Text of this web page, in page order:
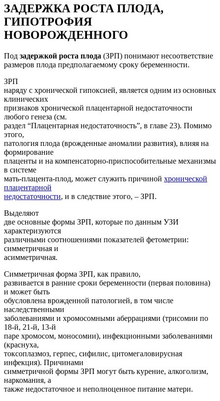
ЗАДЕРЖКА РОСТА ПЛОДА,
ГИПОТРОФИЯ
НОВОРОЖДЕННОГО
Под задержкой роста плода (ЗРП) понимают несоответствие
размеров плода предполагаемому сроку беременности.
ЗРП
наряду с хронической гипоксией, является одним из основных
клинических
признаков хронической плацентарной недостаточности
любого генеза (см.
раздел “Плацентарная недостаточность”, в главе 23). Помимо
этого,
патология плода (врожденные аномалии развития), влияя на
формирование
плаценты и на компенсаторно-приспособительные механизмы
в системе
мать-плацента-плод, может служить причиной хронической
плацентарной
недостаточности, и в следствие этого, – ЗРП.
Выделяют
две основные формы ЗРП, которые по данным УЗИ
характеризуются
различными соотношениями показателей фетометрии:
симметричная и
асимметричная.
Симметричная форма ЗРП, как правило,
развивается в ранние сроки беременности (первая половина)
и может быть
обусловлена врожденной патологией, в том числе
наследственными
заболеваниями и хромосомными аберрациями (трисомии по
18-й, 21-й, 13-й
паре хромосом, моносомии), инфекционными заболеваниями
(краснуха,
токсоплазмоз, герпес, сифилис, цитомегаловирусная
инфекция). Причинами
симметричной формы ЗРП могут быть курение, алкоголизм,
наркомания, а
также недостаточное и неполноценное питание матери.